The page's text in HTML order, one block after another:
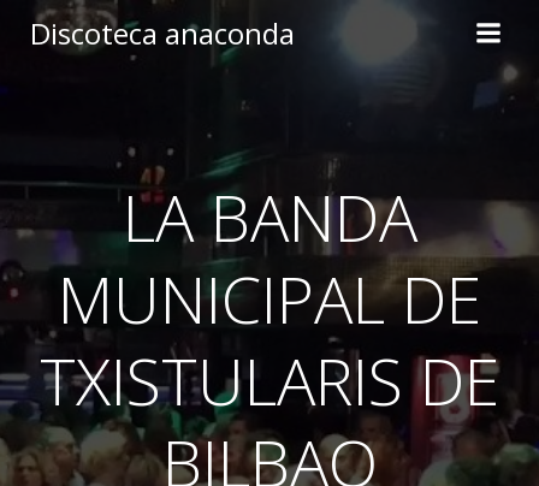
to
Discoteca anaconda
LA BANDA
MUNICIPAL DE
TXISTULARIS DE
BILBAO